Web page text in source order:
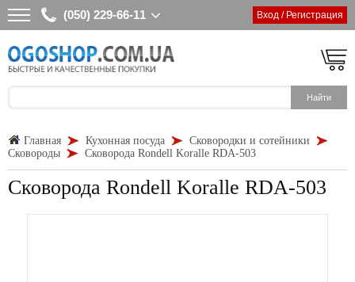
(050) 229-66-11 Вход / Регистрация
Главная Кухонная посуда
Сковородки и сотейники
Сковороды
Сковорода Rondell Koralle RDA-503
Сковорода Rondell Koralle RDA-503